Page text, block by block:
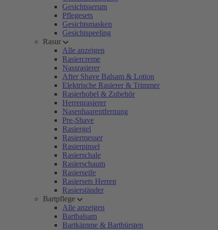
Gesichtsserum
Pflegesets
Gesichtsmasken
Gesichtspeeling
Rasur
Alle anzeigen
Rasiercreme
Nassrasierer
After Shave Balsam & Lotion
Elektrische Rasierer & Trimmer
Rasierhobel & Zubehör
Herrenrasierer
Nasenhaarentfernung
Pre-Shave
Rasiergel
Rasiermesser
Rasierpinsel
Rasierschale
Rasierschaum
Rasierseife
Rasiersets Herren
Rasierständer
Bartpflege
Alle anzeigen
Bartbalsam
Bartkämme & Bartbürsten